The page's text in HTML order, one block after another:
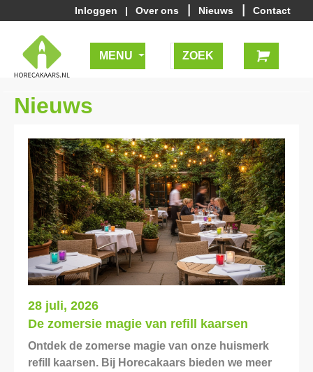
Inloggen | Over ons Nieuws Contact
MENU
Nieuws
28 juli, 2026
De zomersie magie van refill kaarsen
Ontdek de zomerse magie van onze huismerk
refill kaarsen. Bij Horecakaars bieden we meer